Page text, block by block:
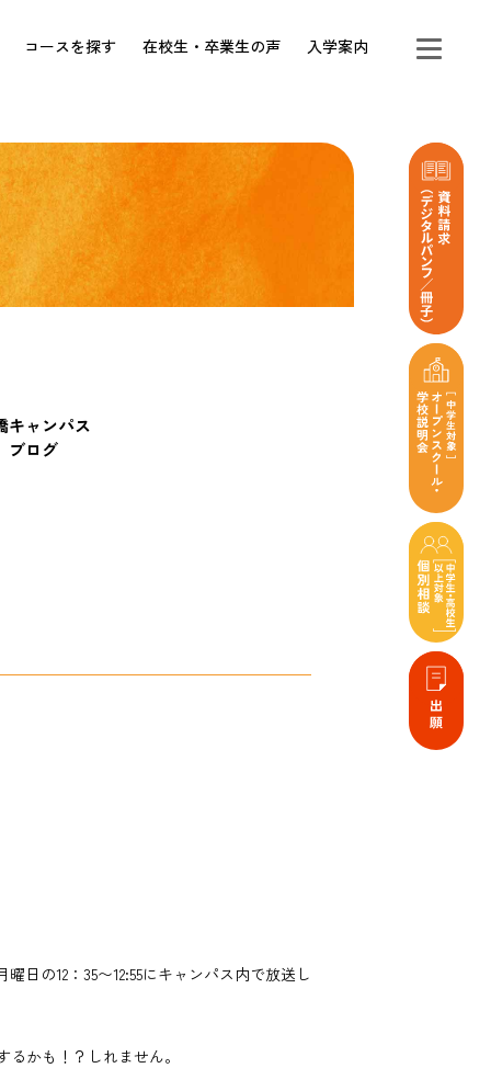
コースを探す 在校生・卒業生の声 入学案内
キャンパス
ブログ
日の12：35〜12:55にキャンパス内で放送し
かも！？しれません。